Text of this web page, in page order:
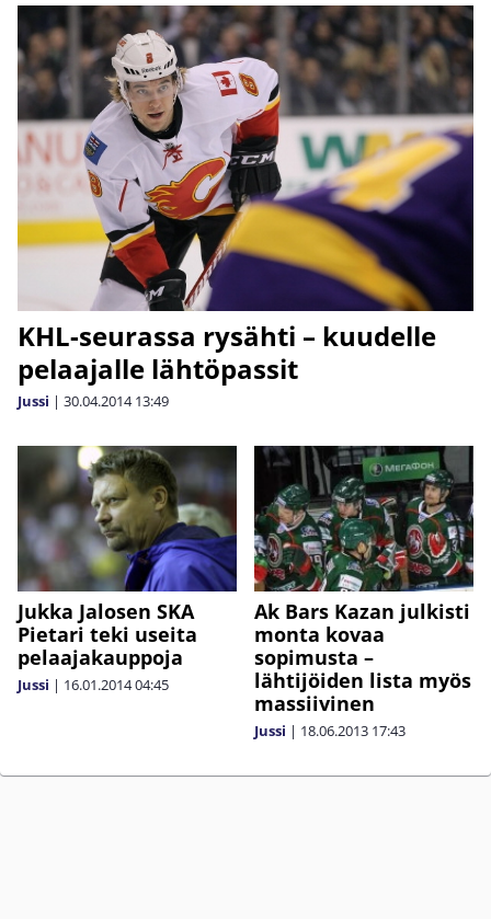
KHL-seurassa rysähti – kuudelle
pelaajalle lähtöpassit
Jussi | 30.04.2014 13:49
Jukka Jalosen SKA
Pietari teki useita
pelaajakauppoja
Jussi | 16.01.201404:45
Ak Bars Kazan julkisti
monta kovaa
sopimusta –
lähtijöiden lista myös
massiivinen
Jussi | 18.06.2013 17:43